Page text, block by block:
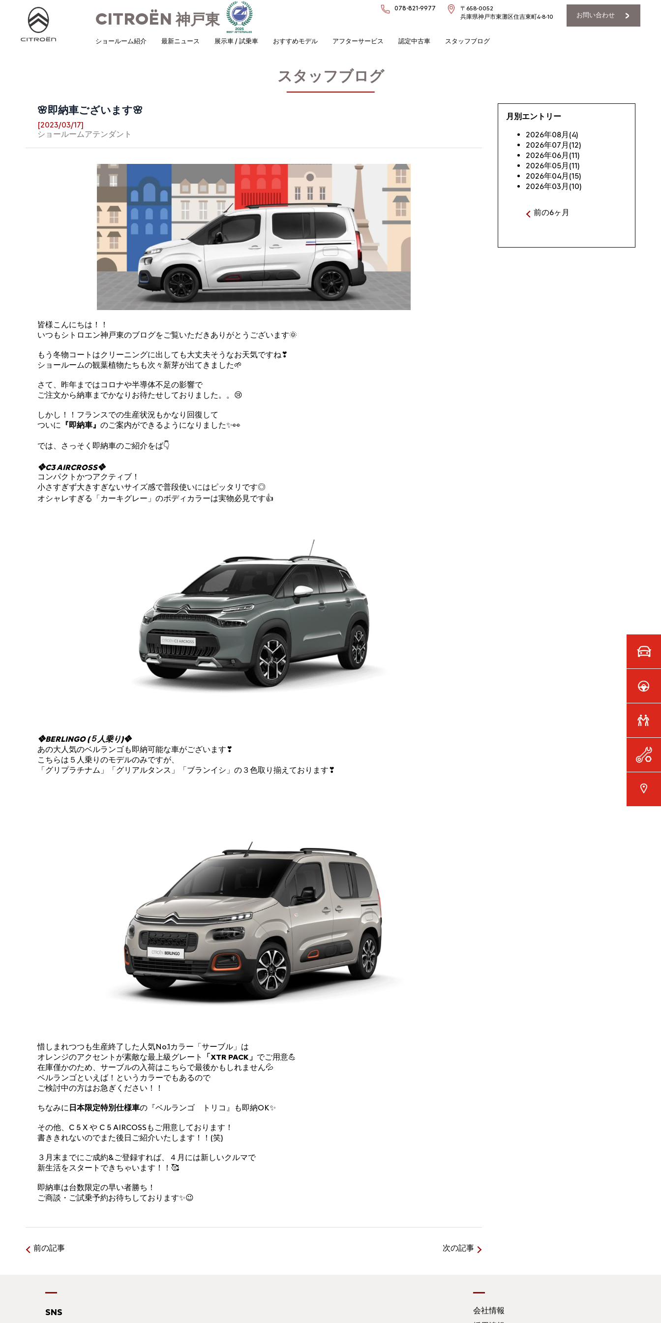
CITROËN神戸東
078-821-9977
〒658-0052
兵庫県神戸市東灘区住吉東町4-8-10
お問い合わせ
ショールーム紹介 最新ニュース 展示車 / 試乗車 おすすめモデル アフターサービス 認定中古車 スタッフブログ
スタッフブログ
🌸即納車ございます🌸
[2023/03/17]
ショールームアテンダント
皆様こんにちは！！
いつもシトロエン神戸東のブログをご覧いただきありがとうございます🌞
もう冬物コートはクリーニングに出しても大丈夫そうなお天気ですね❣
ショールームの観葉植物たちも次々新芽が出てきました🌱
さて、昨年まではコロナや半導体不足の影響で
ご注文から納車までかなりお待たせしておりました。。😢
しかし！！フランスでの生産状況もかなり回復して
ついに 『即納車』 のご案内ができるようになりました✨👀
では、さっそく即納車のご紹介をば👇
❖C3 AIRCROSS❖
コンパクトかつアクティブ！
小さすぎず大きすぎないサイズ感で普段使いにはピッタリです◎
オシャレすぎる「カーキグレー」のボディカラーは実物必見です👍
❖BERLINGO (５人乗り)❖
あの大人気のベルランゴも即納可能な車がございます❣
こちらは５人乗りのモデルのみですが、
「グリプラチナム」「グリアルタンス」「ブランイシ」の３色取り揃えております❣
惜しまれつつも生産終了した人気No.1カラー「サーブル」は
オレンジのアクセントが素敵な最上級グレート
「XTR PACK」 でご用意💪
在庫僅かのため、サーブルの入荷はこちらで最後かもしれません💦
ベルランゴといえば！というカラーでもあるので
ご検討中の方はお急ぎください！！
ちなみに 日本限定特別仕様車の『ベルランゴ トリコ』も即納OK✨
その他、C 5 X や C 5 AIRCOSSもご用意しております！
書ききれないのでまた後日ご紹介いたします！！(笑)
３月末までにご成約&ご登録すれば、４月には新しいクルマで
新生活をスタートできちゃいます！！🥰
即納車は台数限定の早い者勝ち！
ご商談・ご試乗予約お待ちしております✨😉
前の記事 次の記事
月別エントリー
2026年08月(4)
2026年07月(12)
2026年06月(11)
2026年05月(11)
2026年04月(15)
2026年03月(10)
前の6ヶ月
SNS
会社情報